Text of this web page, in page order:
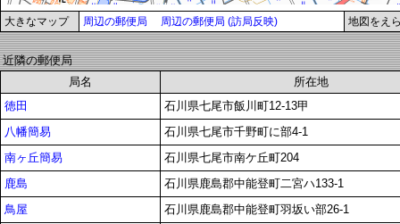
大きなマップ 周辺の郵便局 周辺の郵便局 (訪局反映) 地図をえ
近隣の郵便局
局名
所在地
徳田
石川県七尾市飯川町12-13甲
八幡簡易
石川県七尾市千野町に部4-1
南ヶ丘簡易
石川県七尾市南ケ丘町204
鹿島
石川県鹿島郡中能登町二宮ハ133-1
鳥屋
石川県鹿島郡中能登町羽坂い部26-1